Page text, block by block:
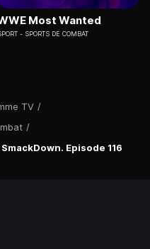
TV /
/
Episode 116
Most Wanted
SPORTS DE COMBAT